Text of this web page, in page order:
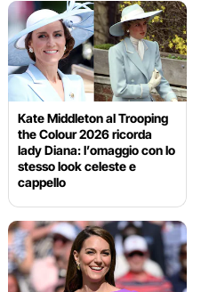
Kate Middleton al Trooping
the Colour 2026 ricorda
lady Diana: l’omaggio con lo
stesso look celeste e
cappello